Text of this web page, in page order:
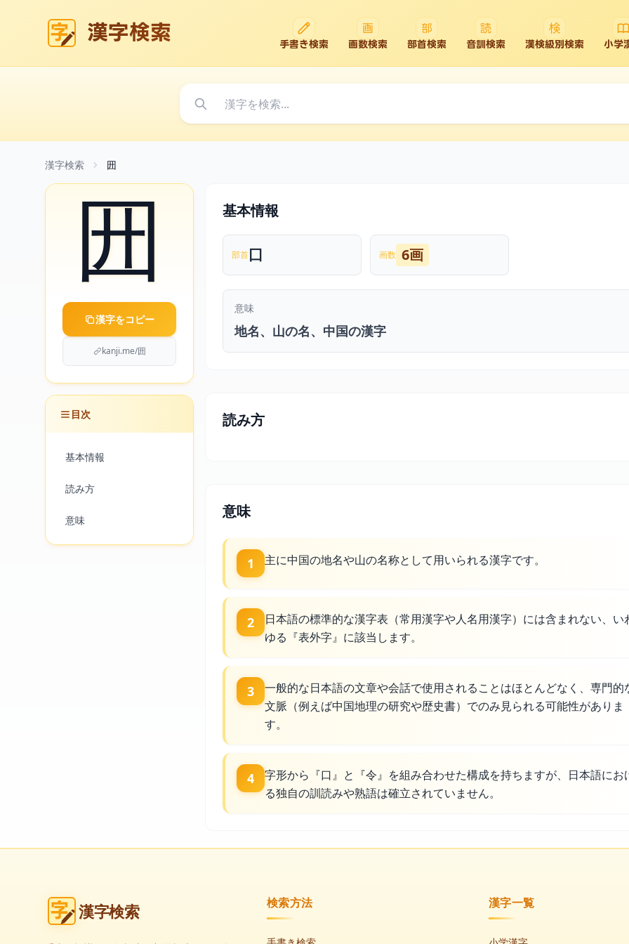
漢字検索 手書き検索 画数検索 部首検索 音訓検索 漢検級別検索 小学
漢字検索 㘟
㘟
漢字をコピー
kanji.me/㘟
目次
基本情報
読み方
意味
基本情報
部首 囗 画数 6画
意味
地名、山の名、中国の漢字
読み方
意味
1 主に中国の地名や山の名称として用いられる漢字です。
2
日本語の標準的な漢字表（常用漢字や人名用漢字）には含まれない、い
ゆる『表外字』に該当します。
3
一般的な日本語の文章や会話で使用されることはほとんどなく、専門的
文脈（例えば中国地理の研究や歴史書）でのみ見られる可能性がありま
す。
4
字形から『口』と『令』を組み合わせた構成を持ちますが、日本語にお
る独自の訓読みや熟語は確立されていません。
漢字検索 検索方法 漢字一覧